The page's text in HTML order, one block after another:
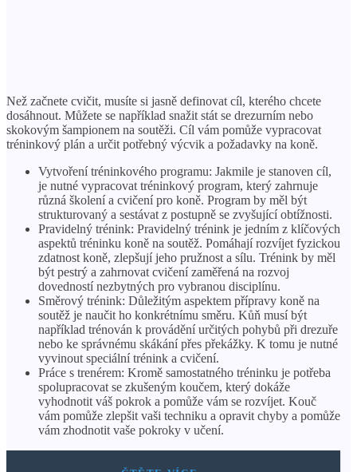
Než začnete cvičit, musíte si jasně definovat cíl, kterého chcete
dosáhnout. Můžete se například snažit stát se drezurním nebo
skokovým šampionem na soutěži. Cíl vám pomůže vypracovat
tréninkový plán a určit potřebný výcvik a požadavky na koně.
Vytvoření tréninkového programu: Jakmile je stanoven cíl,
je nutné vypracovat tréninkový program, který zahrnuje
různá školení a cvičení pro koně. Program by měl být
strukturovaný a sestávat z postupně se zvyšující obtížnosti.
Pravidelný trénink: Pravidelný trénink je jedním z klíčových
aspektů tréninku koně na soutěž. Pomáhají rozvíjet fyzickou
zdatnost koně, zlepšují jeho pružnost a sílu. Trénink by měl
být pestrý a zahrnovat cvičení zaměřená na rozvoj
dovedností nezbytných pro vybranou disciplínu.
Směrový trénink: Důležitým aspektem přípravy koně na
soutěž je naučit ho konkrétnímu směru. Kůň musí být
například trénován k provádění určitých pohybů při drezuře
nebo ke správnému skákání přes překážky. K tomu je nutné
vyvinout speciální trénink a cvičení.
Práce s trenérem: Kromě samostatného tréninku je potřeba
spolupracovat se zkušeným koučem, který dokáže
vyhodnotit váš pokrok a pomůže vám se rozvíjet. Kouč
vám pomůže zlepšit vaši techniku ​​a opravit chyby a pomůže
vám zhodnotit vaše pokroky v učení.